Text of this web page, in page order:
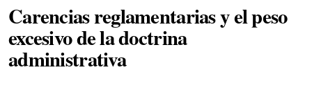
Carencias reglamentarias y el peso
excesivo de la doctrina
administrativa